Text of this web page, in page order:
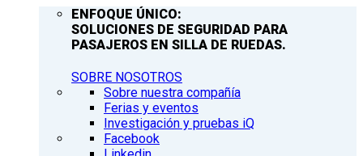
ENFOQUE ÚNICO:
SOLUCIONES DE SEGURIDAD PARA
PASAJEROS EN SILLA DE RUEDAS.
SOBRE NOSOTROS
Sobre nuestra compañía
Ferias y eventos
Investigación y pruebas iQ
Facebook